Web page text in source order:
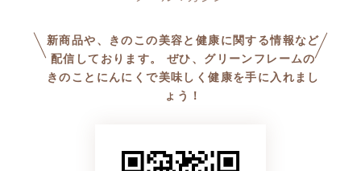
新商品や、きのこの美容と健康に関する情報など
配信しております。 ぜひ、グリーンフレームの
きのことにんにくで美味しく健康を手に入れまし
ょう！